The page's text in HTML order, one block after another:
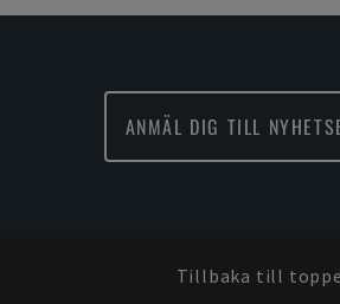
ANMÄL DIG TILL
Tillbaka till